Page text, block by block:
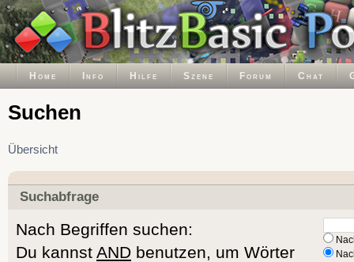
Home Info Hilfe Szene Forum Chat
Suchen
Übersicht
Suchabfrage
Nach Begriffen suchen:
Du kannst AND benutzen, um Wörter